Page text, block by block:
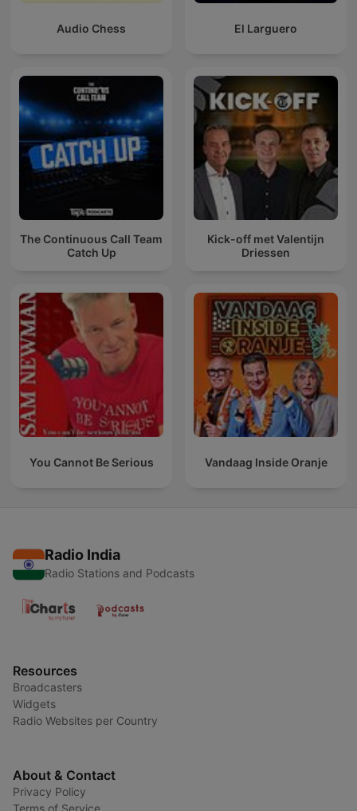
Audio Chess El Larguero
The Continuous Call Team
Catch Up
Kick-off met Valentijn
Driessen
You Cannot Be Serious Vandaag Inside Oranje
Radio India
Radio Stations and Podcasts
Resources
Broadcasters
Widgets
Radio Websites per Country
About & Contact
Privacy Policy